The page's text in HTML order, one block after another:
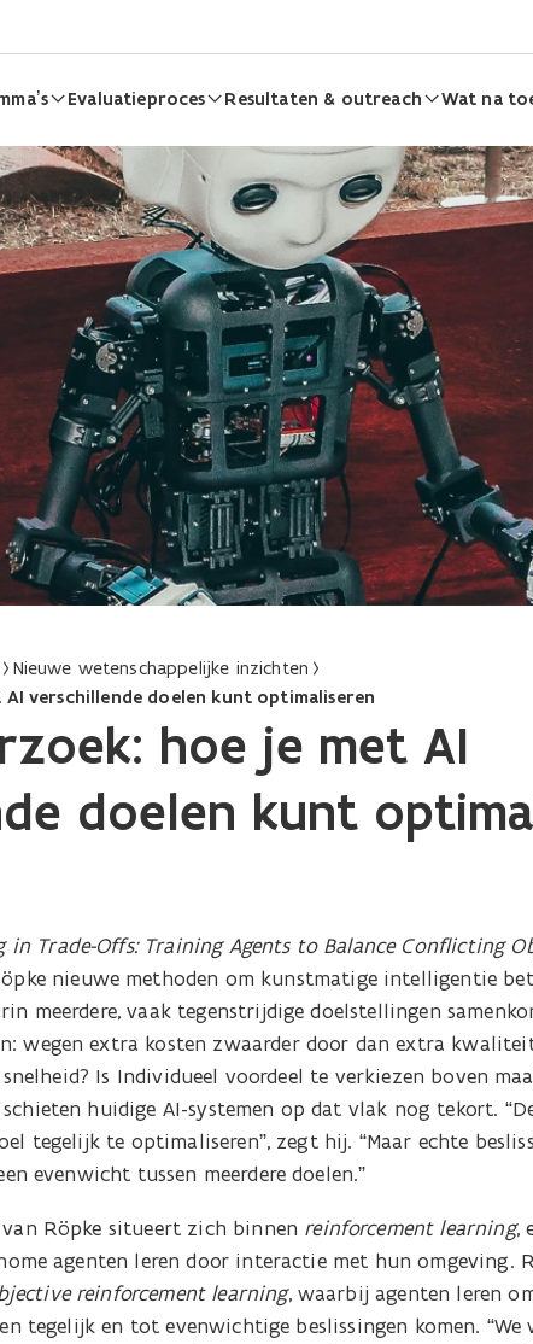
Evaluatieproces Resultaten & outreach Wat na
Nieuwe wetenschappelijke inzichten
verschillende doelen kunt optimaliseren
hoe je met AI
doelen kunt
in Trade-Offs: Training Agents to Balance Conflicting
nieuwe methoden om kunstmatige intelligentie
meerdere, vaak tegenstrijdige doelstellingen
wegen extra kosten zwaarder door dan extra
Is Individueel voordeel te verkiezen boven
huidige AI-systemen op dat vlak nog tekort.
tegelijk te optimaliseren”, zegt hij. “Maar echte
evenwicht tussen meerdere doelen.”
Röpke situeert zich binnen reinforcement learning,
agenten leren door interactie met hun omgeving.
reinforcement learning, waarbij agenten leren
tegelijk en tot evenwichtige beslissingen komen. “We